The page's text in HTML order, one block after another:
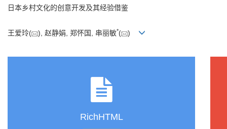
日本乡村文化的创意开发及其经验借鉴
王爱玲( ), 赵静娟, 郑怀国, 串丽敏*( )
RichHTML